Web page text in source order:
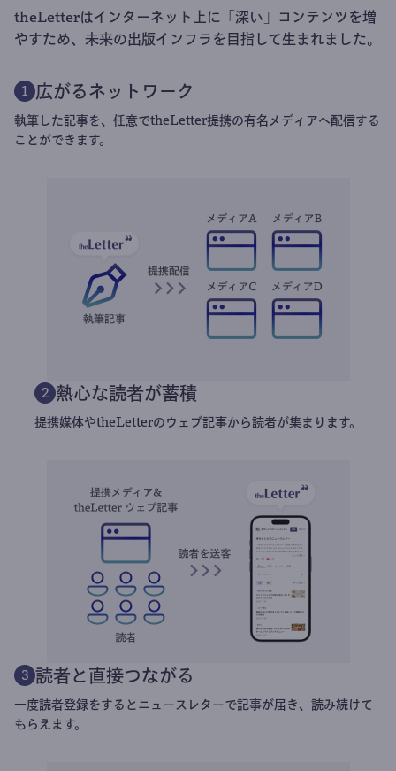
theLetterはインターネット上に「深い」コンテンツを増
やすため、未来の出版インフラを目指して生まれました。
1 広がるネットワーク
執筆した記事を、任意でtheLetter提携の有名メディアへ配信する
ことができます。
2 熱心な読者が蓄積
提携媒体やtheLetterのウェブ記事から読者が集まります。
3 読者と直接つながる
一度読者登録をするとニュースレターで記事が届き、読み続けて
もらえます。